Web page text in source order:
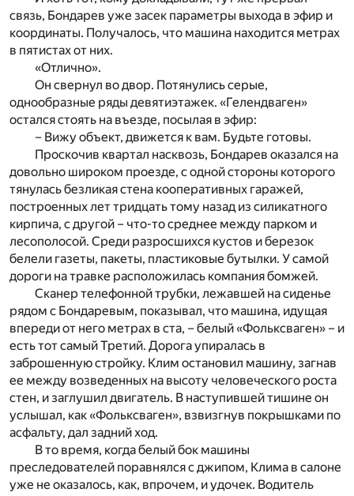
связь, Бондарев уже засек параметры выхода в эфир и
координаты. Получалось, что машина находится метрах
в пятистах от них.
«Отлично».
Он свернул во двор. Потянулись серые,
однообразные ряды девятиэтажек. «Гелендваген»
остался стоять на въезде, посылая в эфир:
– Вижу объект, движется к вам. Будьте готовы.
Проскочив квартал насквозь, Бондарев оказался на
довольно широком проезде, с одной стороны которого
тянулась безликая стена кооперативных гаражей,
построенных лет тридцать тому назад из силикатного
кирпича, с другой – что-то среднее между парком и
лесополосой. Среди разросшихся кустов и березок
белели газеты, пакеты, пластиковые бутылки. У самой
дороги на травке расположилась компания бомжей.
Сканер телефонной трубки, лежавшей на сиденье
рядом с Бондаревым, показывал, что машина, идущая
впереди от него метрах в ста, – белый «Фольксваген» – и
есть тот самый Третий. Дорога упиралась в
заброшенную стройку. Клим остановил машину, загнав
ее между возведенных на высоту человеческого роста
стен, и заглушил двигатель. В наступившей тишине он
услышал, как «Фольксваген», взвизгнув покрышками по
асфальту, дал задний ход.
В то время, когда белый бок машины
преследователей поравнялся с джипом, Клима в салоне
уже не оказалось, как, впрочем, и удочек. Водитель